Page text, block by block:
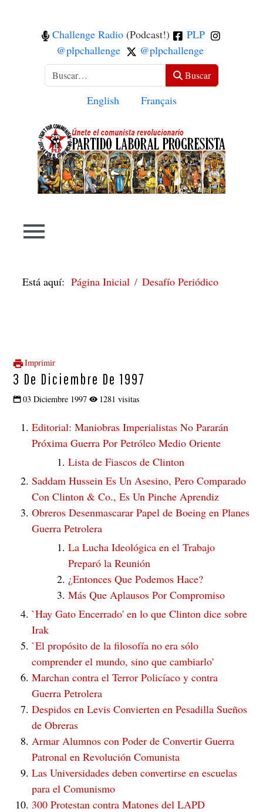
Challenge Radio (Podcast!)
PLP
@plpchallenge
@plpchallenge
Buscar Buscar
Seleccione su idioma
English Français
Está aquí:Página Inicial Desafío Periódico
Imprimir
3 De Diciembre De 1997
03 Diciembre 1997 1281 visitas
Editorial: Maniobras Imperialistas No Pararán
Próxima Guerra Por Petróleo Medio Oriente
Lista de Fiascos de Clinton
Saddam Hussein Es Un Asesino, Pero Comparado
Con Clinton & Co., Es Un Pinche Aprendiz
Obreros Desenmascarar Papel de Boeing en Planes
Guerra Petrolera
La Lucha Ideológica en el Trabajo
Preparó la Reunión
¿Entonces Que Podemos Hace?
Más Que Aplausos Por Compromiso
`Hay Gato Encerrado' en lo que Clinton dice sobre
Irak
`El propósito de la filosofía no era sólo
comprender el mundo, sino que cambiarlo'
Marchan contra el Terror Policíaco y contra
Guerra Petrolera
Despidos en Levis Convierten en Pesadilla Sueños
de Obreras
Armar Alumnos con Poder de Convertir Guerra
Patronal en Revolución Comunista
Las Universidades deben convertirse en escuelas
para el Comunismo
300 Protestan contra Matones del LAPD